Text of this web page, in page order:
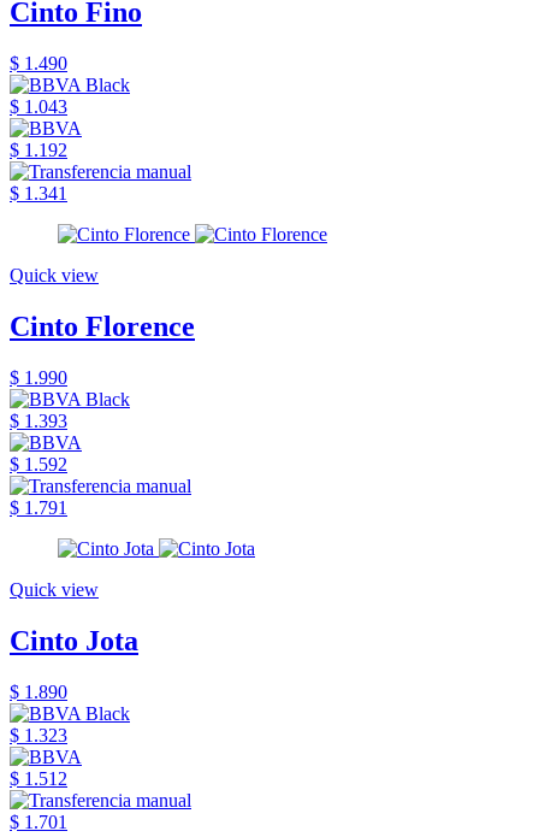
Cinto Fino
$ 1.490
$ 1.043
$ 1.192
$ 1.341
Quick view
Cinto Florence
$ 1.990
$ 1.393
$ 1.592
$ 1.791
Quick view
Cinto Jota
$ 1.890
$ 1.323
$ 1.512
$ 1.701